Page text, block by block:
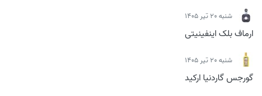
شنبه 20 تیر 1405
ارماف بلک اینفینیتی
شنبه 20 تیر 1405
گورجس گاردنیا ارکید